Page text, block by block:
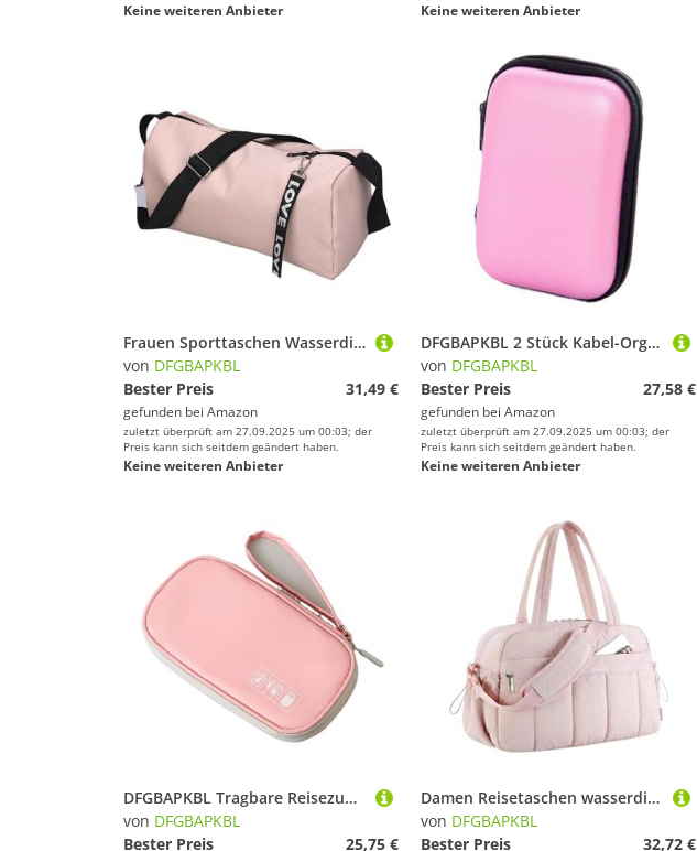
Keine weiteren Anbieter Keine weiteren Anbieter
Frauen Sporttaschen Wasserdicht Fitness Training Bag Licht Yoga Gym Sport Rucksack Für Fitness(Pink)
von DFGBAPKBL
Bester Preis
31,49 €
gefunden bei Amazon
zuletzt überprüft am 27.09.2025 um 00:03; der
Preis kann sich seitdem geändert haben.
Keine weiteren Anbieter
DFGBAPKBL 2 Stück Kabel-Organizer-Tasche – sturzsicheres Design Zur Aufbewahrung von Datenkabeln(Pink)
von DFGBAPKBL
Bester Preis
27,58 €
gefunden bei Amazon
zuletzt überprüft am 27.09.2025 um 00:03; der
Preis kann sich seitdem geändert haben.
Keine weiteren Anbieter
DFGBAPKBL Tragbare Reisezubehör-Organizer-Tasche for Power Bank Handheld Kleine Elektronik-Aufbewahrungstasche Zur Aufbewahrung von Datenkabeln(Pink)
von DFGBAPKBL
Bester Preis
25,75 €
Damen Reisetaschen wasserdichte Turnbeutel Große Kapazität Handgepäcktasche Für Fitness
von DFGBAPKBL
Bester Preis
32,72 €